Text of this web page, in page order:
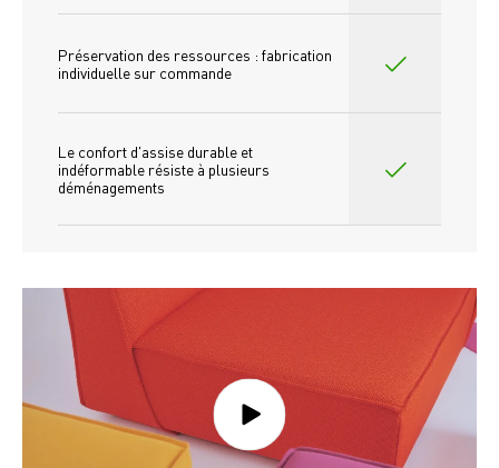
Préservation des ressources : fabrication
individuelle sur commande
Le confort d'assise durable et
indéformable résiste à plusieurs
déménagements